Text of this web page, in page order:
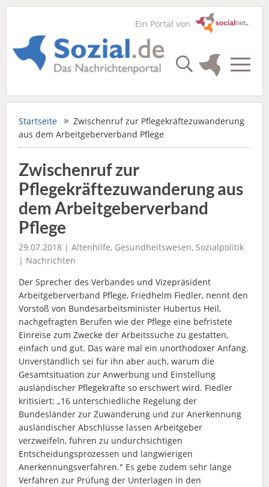
Ein Portal von
Startseite
Zwischenruf zur Pflegekräftezuwanderung
aus dem Arbeitgeberverband Pflege
Zwischenruf zur
Pflegekräftezuwanderung aus
dem Arbeitgeberverband
Pflege
29.07.2018 | Altenhilfe, Gesundheitswesen, Sozialpolitik
| Nachrichten
Der Sprecher des Verbandes und Vizepräsident
Arbeitgeberverband Pflege, Friedhelm Fiedler, nennt den
Vorstoß von Bundesarbeitsminister Hubertus Heil,
nachgefragten Berufen wie der Pflege eine befristete
Einreise zum Zwecke der Arbeitssuche zu gestatten,
einfach und gut. Das wäre mal ein unorthodoxer Anfang.
Unverständlich sei für ihn aber auch, warum die
Gesamtsituation zur Anwerbung und Einstellung
ausländischer Pflegekräfte so erschwert wird. Fiedler
kritisiert: „16 unterschiedliche Regelung der
Bundesländer zur Zuwanderung und zur Anerkennung
ausländischer Abschlüsse lassen Arbeitgeber
verzweifeln, führen zu undurchsichtigen
Entscheidungsprozessen und langwierigen
Anerkennungsverfahren." Es gebe zudem sehr lange
Verfahren zur Prüfung der Unterlagen in den